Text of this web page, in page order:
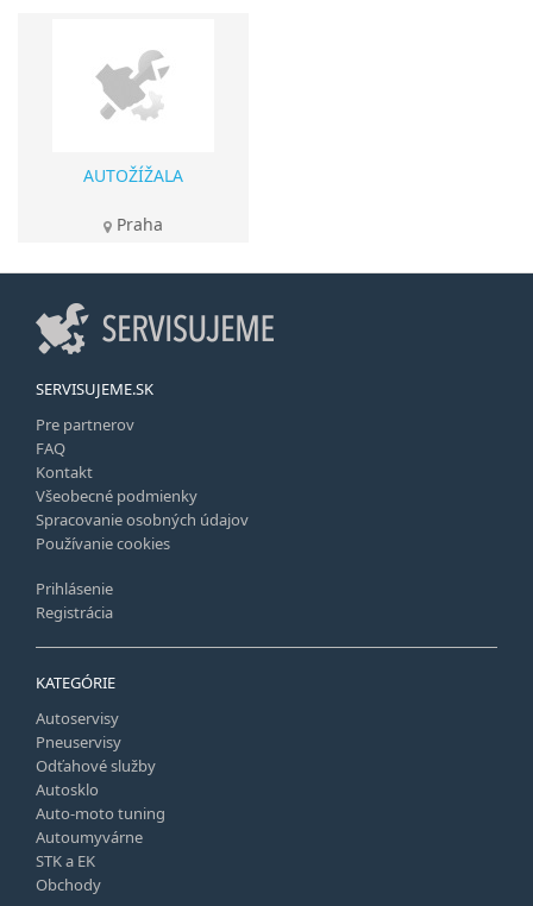
AUTOŽÍŽALA
Praha
SERVISUJEME.SK
Pre partnerov
FAQ
Kontakt
Všeobecné podmienky
Spracovanie osobných údajov
Používanie cookies
Prihlásenie
Registrácia
KATEGÓRIE
Autoservisy
Pneuservisy
Odťahové služby
Autosklo
Auto-moto tuning
Autoumyvárne
STK a EK
Obchody